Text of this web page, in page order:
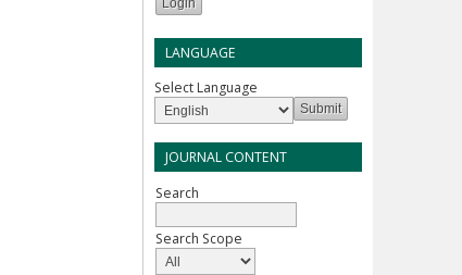
LANGUAGE
Select Language
JOURNAL CONTENT
Search
Search Scope